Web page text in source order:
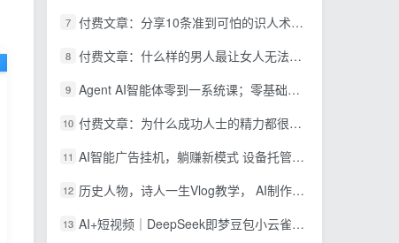
7 付费文章：分享10条准到可怕的识人术术，希望能帮到大家。
8 付费文章：什么样的男人最让女人无法抵抗？
9 Agent AI智能体零到一系统课；零基础也能学会自动化实战，从核心概念到Coze工作流搭建完整覆盖
10 付费文章：为什么成功人士的精力都很旺盛？
11 AI智能广告挂机，躺赚新模式 设备托管运行，解放双手持续变现
12 历史人物，诗人一生Vlog教学， AI制作丨伙伴计划丨精选收益丨商单收徒 ，新领域红利期，抓紧做
13 AI+短视频｜DeepSeek即梦豆包小云雀全工具教学，从账号定位到剪映剪辑，零基础也能快速上手做爆款